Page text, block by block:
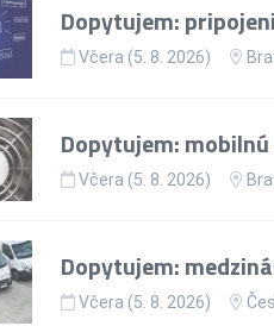
Dopytujem:
Včera (5. 8. 2026)
Dopytujem:
Včera (5. 8. 2026)
Dopytujem:
Včera (5. 8. 2026)